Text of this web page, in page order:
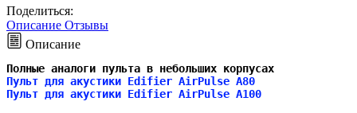
Поделиться:
Описание Отзывы
Описание
Полные аналоги пульта в небольших корпусах
Пульт для акустики Edifier AirPulse A80
Пульт для акустики Edifier AirPulse A100